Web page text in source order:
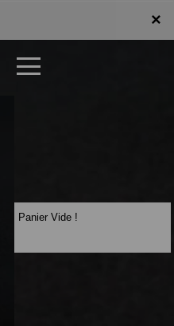
×
x
Panier Vide !